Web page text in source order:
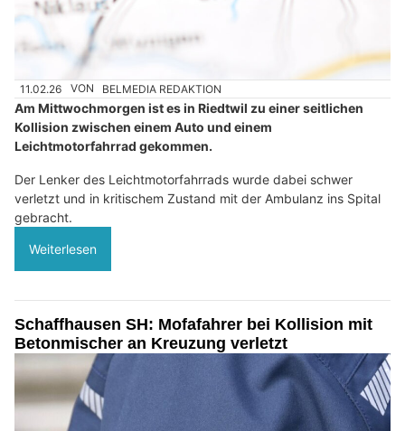
11.02.26 VON BELMEDIA REDAKTION
Am Mittwochmorgen ist es in Riedtwil zu einer seitlichen
Kollision zwischen einem Auto und einem
Leichtmotorfahrrad gekommen.
Der Lenker des Leichtmotorfahrrads wurde dabei schwer
verletzt und in kritischem Zustand mit der Ambulanz ins Spital
gebracht.
Weiterlesen
Schaffhausen SH: Mofafahrer bei Kollision mit
Betonmischer an Kreuzung verletzt